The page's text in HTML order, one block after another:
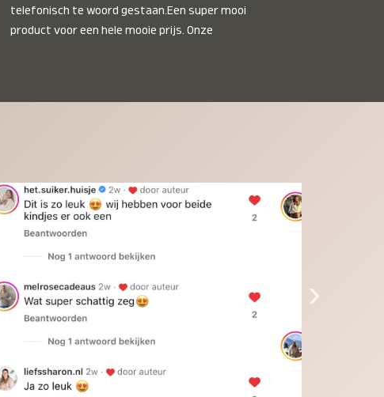
telefonisch te woord gestaan.Een super mooi
product voor een hele mooie prijs. Onze
twijfelen gewoon doen, het is het waard.
›